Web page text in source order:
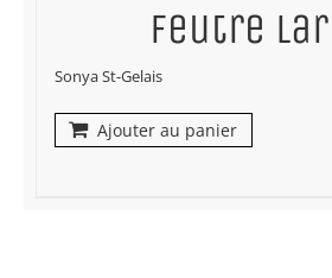
feutre
Sonya St-Gelais
Ajouter au panier